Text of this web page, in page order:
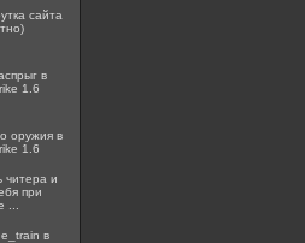
сайта
в
1.6
оружия в
1.6
читера и
при
...
в